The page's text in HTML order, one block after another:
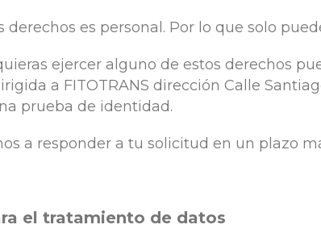
derechos es personal. Por lo que solo
ejercer alguno de estos derechos
a FITOTRANS dirección Calle
prueba de identidad.
a responder a tu solicitud en un plazo
el tratamiento de datos